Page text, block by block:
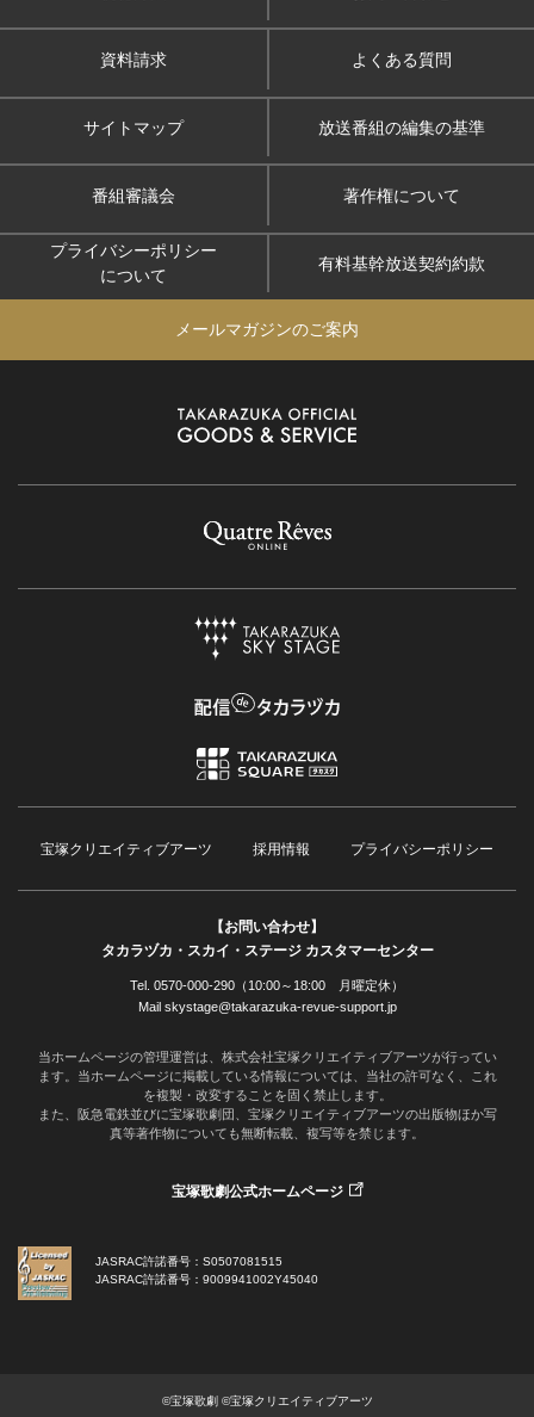
資料請求 よくある質問
サイトマップ 放送番組の編集の基準
番組審議会 著作権について
プライバシーポリシー
について
有料基幹放送契約約款
メールマガジンのご案内
宝塚クリエイティブアーツ 採用情報 プライバシーポリシー
【お問い合わせ】
タカラヅカ・スカイ・ステージ カスタマーセンター
Tel. 0570-000-290（10:00～18:00 月曜定休）
Mail skystage@takarazuka-revue-support.jp
当ホームページの管理運営は、株式会社宝塚クリエイティブアーツが行ってい
ます。当ホームページに掲載している情報については、当社の許可なく、これ
を複製・改変することを固く禁止します。
また、阪急電鉄並びに宝塚歌劇団、宝塚クリエイティブアーツの出版物ほか写
真等著作物についても無断転載、複写等を禁じます。
宝塚歌劇公式ホームページ
JASRAC許諾番号：S0507081515
JASRAC許諾番号：9009941002Y45040
©宝塚歌劇 ©宝塚クリエイティブアーツ